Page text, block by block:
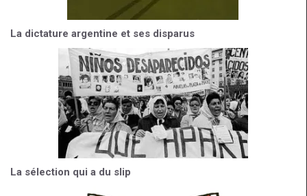
La dictature argentine et ses disparus
La sélection qui a du slip